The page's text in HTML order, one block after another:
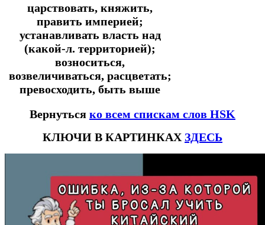
царствовать, княжить,
править империей;
устанавливать власть над
(какой-л. территорией);
возноситься,
возвеличиваться, расцветать;
превосходить, быть выше
Вернуться ко всем спискам слов HSK
КЛЮЧИ В КАРТИНКАХ ЗДЕСЬ